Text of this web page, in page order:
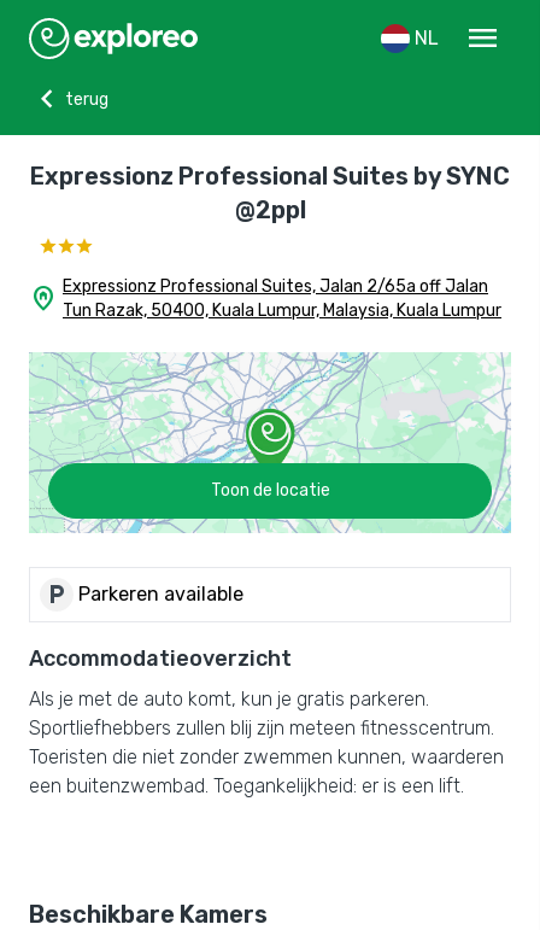
NL
menu
chevron_left
terug
Expressionz Professional Suites by SYNC
@2ppl
home_pin Expressionz Professional Suites, Jalan 2/65a off Jalan
Tun Razak, 50400, Kuala Lumpur, Malaysia, Kuala Lumpur
Toon de locatie
local_parking Parkeren available
Accommodatieoverzicht
Als je met de auto komt, kun je gratis parkeren.
Sportliefhebbers zullen blij zijn meteen fitnesscentrum.
Toeristen die niet zonder zwemmen kunnen, waarderen
een buitenzwembad. Toegankelijkheid: er is een lift.
Beschikbare Kamers